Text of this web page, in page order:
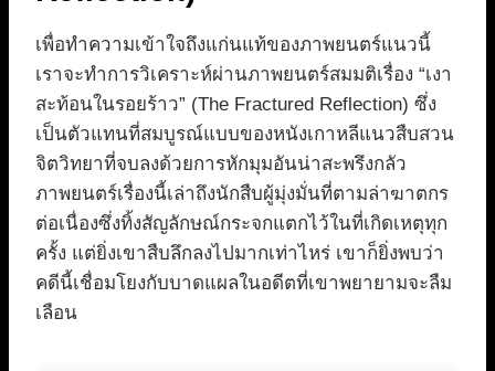
เพื่อทำความเข้าใจถึงแก่นแท้ของภาพยนตร์แนวนี้
เราจะทำการวิเคราะห์ผ่านภาพยนตร์สมมติเรื่อง “เงา
สะท้อนในรอยร้าว” (The Fractured Reflection) ซึ่ง
เป็นตัวแทนที่สมบูรณ์แบบของหนังเกาหลีแนวสืบสวน
จิตวิทยาที่จบลงด้วยการหักมุมอันน่าสะพรึงกลัว
ภาพยนตร์เรื่องนี้เล่าถึงนักสืบผู้มุ่งมั่นที่ตามล่าฆาตกร
ต่อเนื่องซึ่งทิ้งสัญลักษณ์กระจกแตกไว้ในที่เกิดเหตุทุก
ครั้ง แต่ยิ่งเขาสืบลึกลงไปมากเท่าไหร่ เขาก็ยิ่งพบว่า
คดีนี้เชื่อมโยงกับบาดแผลในอดีตที่เขาพยายามจะลืม
เลือน